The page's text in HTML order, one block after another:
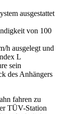
ausgestattet
von 100
h ausgelegt und
L
sein
des Anhängers
fahren zu
TÜV-Station